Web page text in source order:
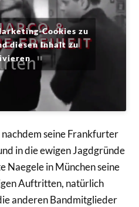
Cookies zu
diesen Inhalt zu
seine Frankfurter
in die ewigen Jagdgründe
Naegele in München seine
Auftritten, natürlich
anderen Bandmitglieder